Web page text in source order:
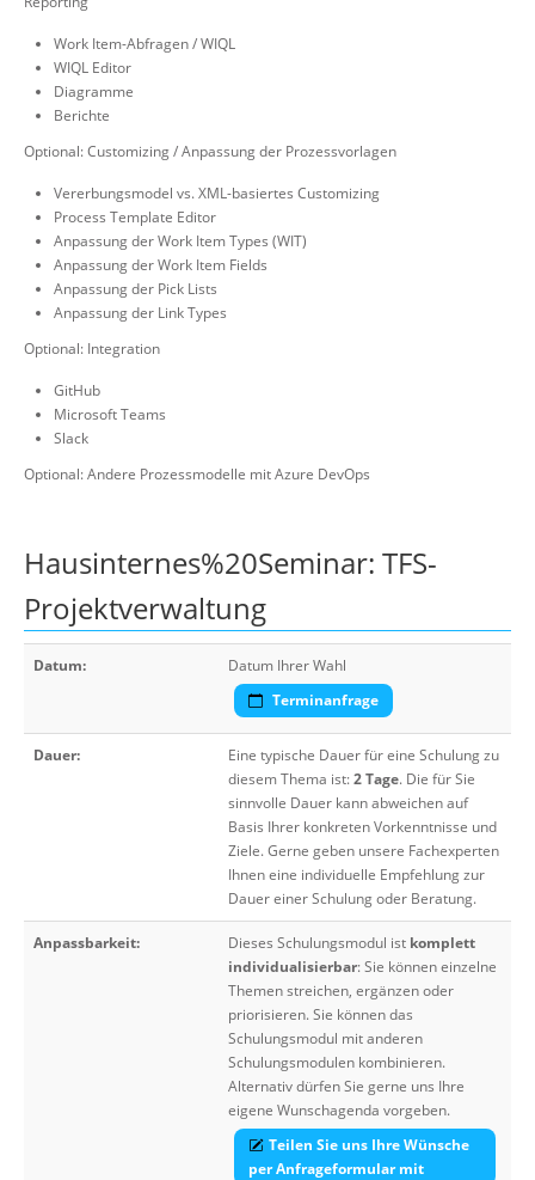
Work Item-Abfragen / WIQL
WIQL Editor
Diagramme
Berichte
Optional: Customizing / Anpassung der Prozessvorlagen
Vererbungsmodel vs. XML-basiertes Customizing
Process Template Editor
Anpassung der Work Item Types (WIT)
Anpassung der Work Item Fields
Anpassung der Pick Lists
Anpassung der Link Types
Optional: Integration
GitHub
Microsoft Teams
Slack
Optional: Andere Prozessmodelle mit Azure DevOps
Hausinternes%20Seminar: TFS-
Projektverwaltung
Datum:
Datum Ihrer Wahl
Terminanfrage
Dauer:
Eine typische Dauer für eine Schulung zu
diesem Thema ist:2 Tage. Die für Sie
sinnvolle Dauer kann abweichen auf
Basis Ihrer konkreten Vorkenntnisse und
Ziele. Gerne geben unsere Fachexperten
Ihnen eine individuelle Empfehlung zur
Dauer einer Schulung oder Beratung.
Anpassbarkeit: Dieses Schulungsmodul ist komplett
individualisierbar: Sie können einzelne
Themen streichen, ergänzen oder
priorisieren. Sie können das
Schulungsmodul mit anderen
Schulungsmodulen kombinieren.
Alternativ dürfen Sie gerne uns Ihre
eigene Wunschagenda vorgeben.
Teilen Sie uns Ihre Wünsche
per Anfrageformular mit